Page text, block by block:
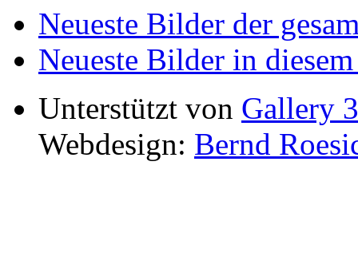
Neueste Bilder der
Neueste Bilder in
Unterstützt von Gallery
Webdesign: Bernd